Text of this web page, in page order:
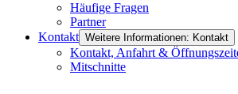
Häufige Fragen
Partner
Kontakt Weitere Informationen: Kontakt
Kontakt, Anfahrt &
Mitschnitte